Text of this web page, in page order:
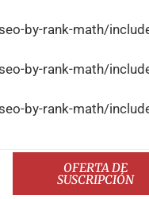
by-rank-math/
by-rank-math/
by-rank-math/
OFERTA DE
SUSCRIPCIÓN